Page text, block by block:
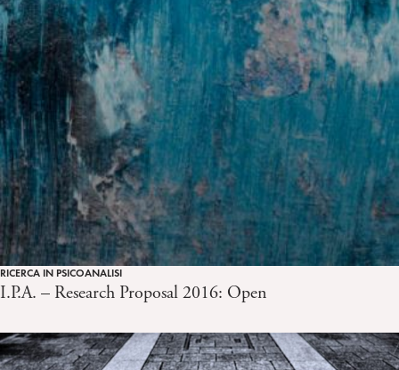
RICERCA IN PSICOANALISI
I.P.A. – Research Proposal 2016: Open